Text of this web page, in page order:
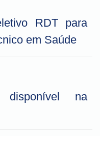
RDT para
em Saúde
disponível na